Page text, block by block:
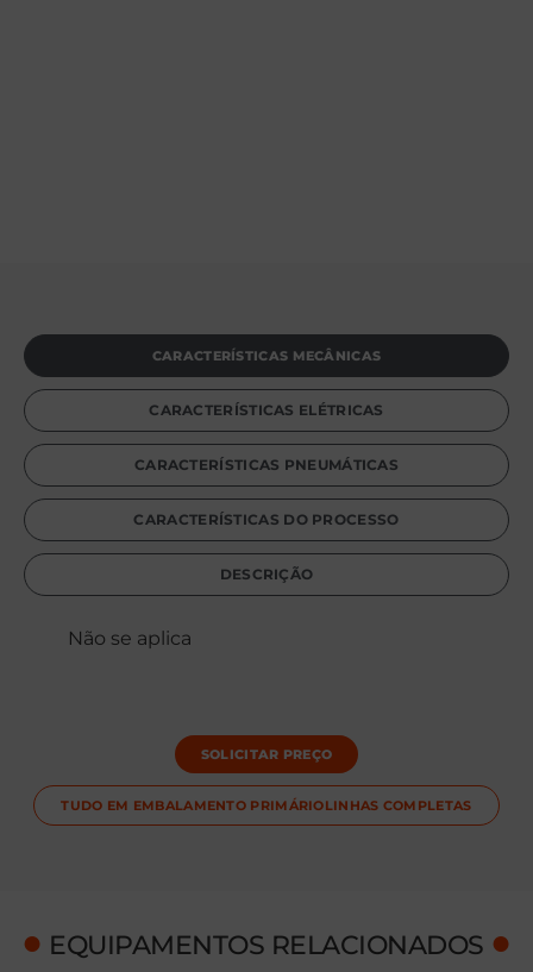
CARACTERÍSTICAS MECÂNICAS
CARACTERÍSTICAS ELÉTRICAS
CARACTERÍSTICAS PNEUMÁTICAS
CARACTERÍSTICAS DO PROCESSO
DESCRIÇÃO
Não se aplica
SOLICITAR PREÇO
TUDO EM EMBALAMENTO PRIMÁRIOLINHAS COMPLETAS
● EQUIPAMENTOS RELACIONADOS ●